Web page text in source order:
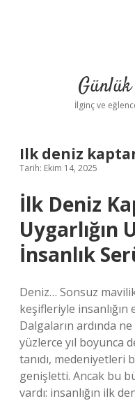
İlginç ve
Ilk deniz
Tarih: Ekim 14, 2025
İlk Deniz
Uygarlığın
İnsanlık
Deniz… Sonsuz
keşifleriyle
Dalgaların ardında
yüzlerce yıl boyunca
tanıdı, medeniyetleri
genişletti. Ancak bu
vardı: insanlığın ilk